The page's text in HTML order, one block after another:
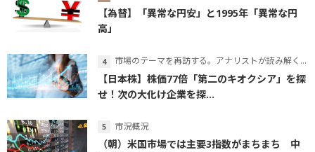
【為替】「異常な円安」と1995年「異常な円
高」
市場のテーマを再訪する。アナリストが読み解くテーマの本質
【日本株】株価77倍「第二のキオクシア」を探
せ！次の大化け企業を探...
市況概況
（朝）米国市場では主要3指数がまちまち 中